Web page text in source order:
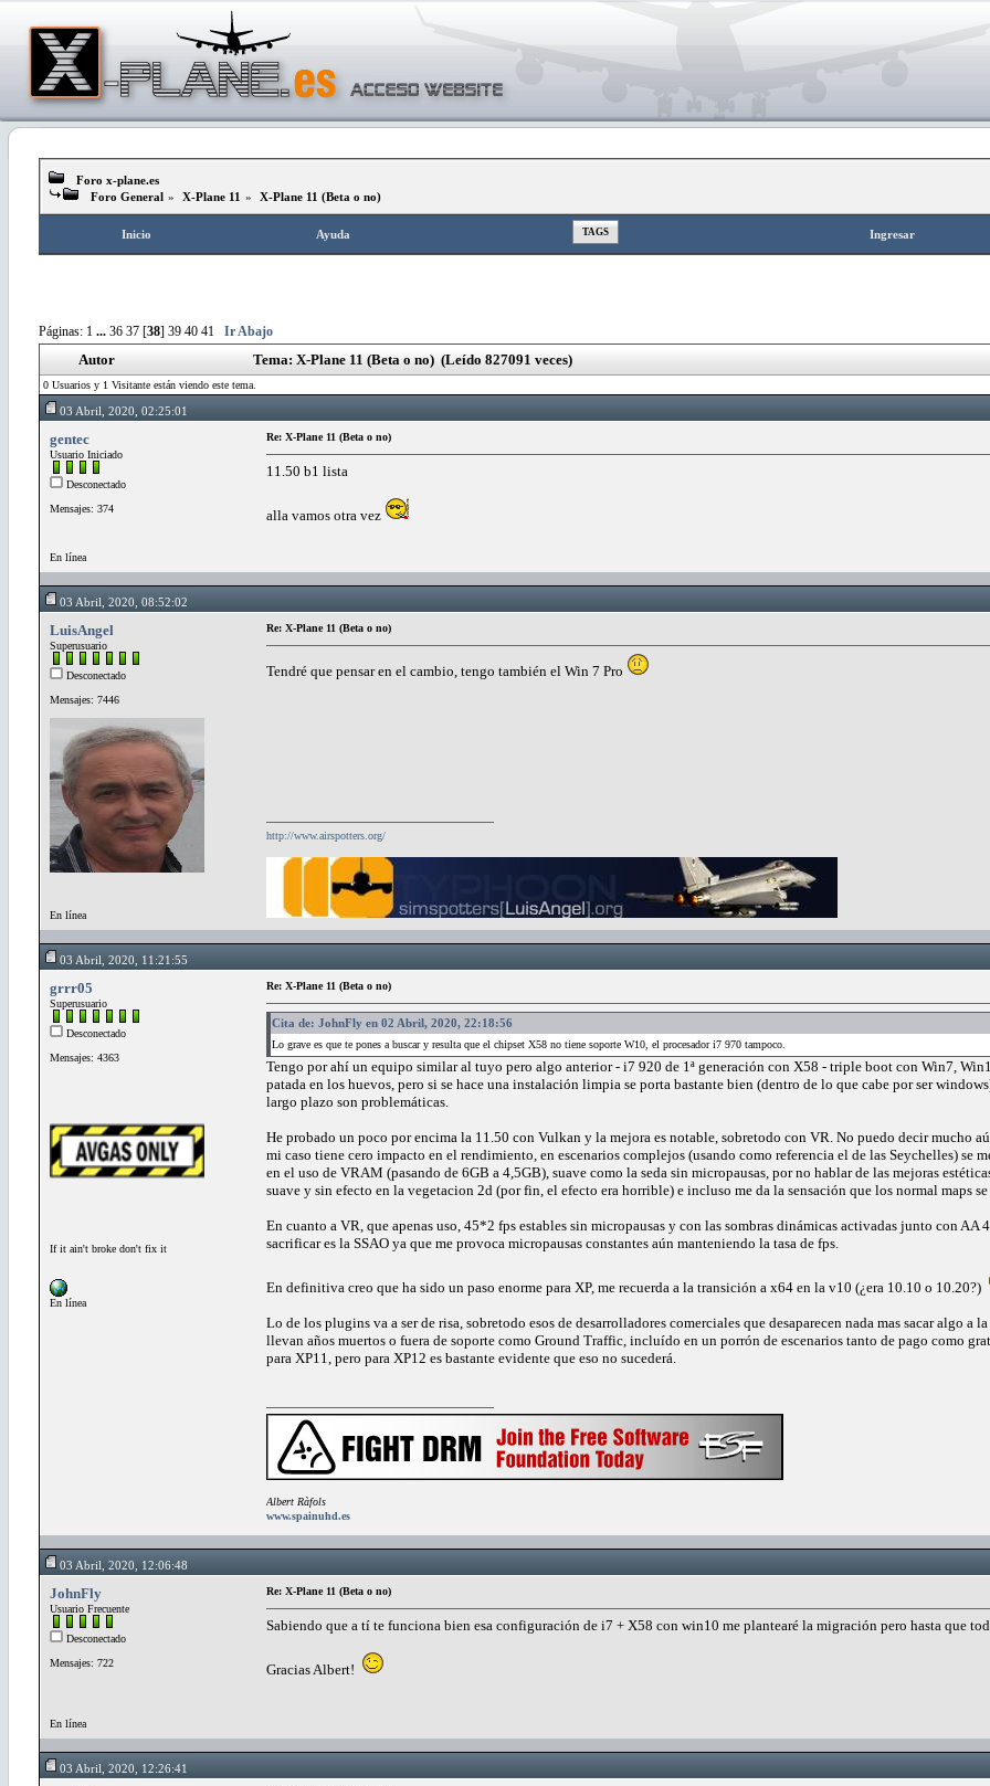
Foro x-plane.es
Foro General » X-Plane 11 » X-Plane 11 (Beta o no)
Inicio Ayuda TAGS Ingresar
Páginas: 1 ... 36 37 [38] 39 40 41 Ir Abajo
Autor Tema: X-Plane 11 (Beta o no) (Leído 827091 veces)
0 Usuarios y 1 Visitante están viendo este tema.
03 Abril, 2020, 02:25:01
gentec
Usuario Iniciado
Desconectado
Mensajes: 374
En línea
Re: X-Plane 11 (Beta o no)
11.50 b1 lista
alla vamos otra vez
03 Abril, 2020, 08:52:02
LuisAngel
Superusuario
Desconectado
Mensajes: 7446
En línea
Re: X-Plane 11 (Beta o no)
Tendré que pensar en el cambio, tengo también el Win 7 Pro
http://www.airspotters.org/
03 Abril, 2020, 11:21:55
grrr05
Superusuario
Desconectado
Mensajes: 4363
If it ain't broke don't fix it
En línea
Re: X-Plane 11 (Beta o no)
Cita de: JohnFly en 02 Abril, 2020, 22:18:56
Lo grave es que te pones a buscar y resulta que el chipset X58 no tiene soporte W10, el procesador i7 970 tampoco.
Tengo por ahí un equipo similar al tuyo pero algo anterior - i7 920 de 1ª generación con X58 - triple boot con Win7,
patada en los huevos, pero si se hace una instalación limpia se porta bastante bien (dentro de lo que cabe por ser
largo plazo son problemáticas.
He probado un poco por encima la 11.50 con Vulkan y la mejora es notable, sobretodo con VR. No puedo decir mucho
mi caso tiene cero impacto en el rendimiento, en escenarios complejos (usando como referencia el de las Seychelles) se
en el uso de VRAM (pasando de 6GB a 4,5GB), suave como la seda sin micropausas, por no hablar de las mejoras
suave y sin efecto en la vegetacion 2d (por fin, el efecto era horrible) e incluso me da la sensación que los normal maps
En cuanto a VR, que apenas uso, 45*2 fps estables sin micropausas y con las sombras dinámicas activadas junto con
sacrificar es la SSAO ya que me provoca micropausas constantes aún manteniendo la tasa de fps.
En definitiva creo que ha sido un paso enorme para XP, me recuerda a la transición a x64 en la v10 (¿era 10.10 o 10.20?)
Lo de los plugins va a ser de risa, sobretodo esos de desarrolladores comerciales que desaparecen nada mas sacar algo
llevan años muertos o fuera de soporte como Ground Traffic, incluído en un porrón de escenarios tanto de pago como
para XP11, pero para XP12 es bastante evidente que eso no sucederá.
Albert Ràfols
www.spainuhd.es
03 Abril, 2020, 12:06:48
JohnFly
Usuario Frecuente
Desconectado
Mensajes: 722
En línea
Re: X-Plane 11 (Beta o no)
Sabiendo que a tí te funciona bien esa configuración de i7 + X58 con win10 me plantearé la migración pero hasta que
Gracias Albert!
03 Abril, 2020, 12:26:41